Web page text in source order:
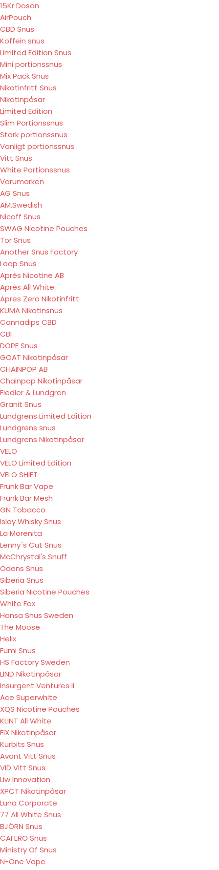
15Kr Dosan
AirPouch
CBD Snus
Koffein snus
Limited Edition Snus
Mini portionssnus
Mix Pack Snus
Nikotinfritt Snus
Nikotinpåsar
Limited Edition
Slim Portionssnus
Stark portionssnus
Vanligt portionssnus
Vitt Snus
White Portionssnus
Varumärken
AG Snus
AM.Swedish
Nicoff Snus
SWAG Nicotine Pouches
Tor Snus
Another Snus Factory
Loop Snus
Après Nicotine AB
Après All White
Apres Zero Nikotinfritt
KUMA Nikotinsnus
Cannadips CBD
CBI
DOPE Snus
GOAT Nikotinpåsar
CHAINPOP AB
Chainpop Nikotinpåsar
Fiedler & Lundgren
Granit Snus
Lundgrens Limited Edition
Lundgrens snus
Lundgrens Nikotinpåsar
VELO
VELO Limited Edition
VELO SHIFT
Frunk Bar Vape
Frunk Bar Mesh
GN Tobacco
Islay Whisky Snus
La Morenita
Lenny´s Cut Snus
McChrystal's Snuff
Odens Snus
Siberia Snus
Siberia Nicotine Pouches
White Fox
Hansa Snus Sweden
The Moose
Helix
Fumi Snus
HS Factory Sweden
LIND Nikotinpåsar
Insurgent Ventures II
Ace Superwhite
XQS Nicotine Pouches
KLINT All White
FIX Nikotinpåsar
Kurbits Snus
Avant Vitt Snus
VID Vitt Snus
Liw Innovation
XPCT Nikotinpåsar
Luna Corporate
77 All White Snus
BJÖRN Snus
CAFERO Snus
Ministry Of Snus
N-One Vape